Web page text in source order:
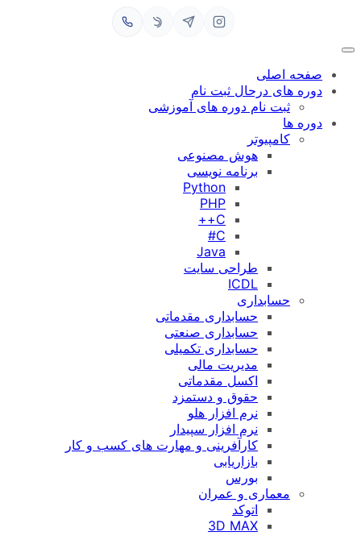
محتوا
صفحه اصلی
دوره های درحال ثبت نام
ثبت نام دوره های آموزشی
دوره ها
کامپیوتر
هوش مصنوعی
برنامه نویسی
Python
PHP
C++
C#
Java
طراحی سایت
ICDL
حسابداری
حسابداری مقدماتی
حسابداری صنعتی
حسابداری تکمیلی
مدیریت مالی
اکسل مقدماتی
حقوق و دستمزد
نرم افزار هلو
نرم افزار سپیدار
کارآفرینی و مهارت های کسب و کار
بازاریابی
بورس
معماری و عمران
اتوکد
3D MAX